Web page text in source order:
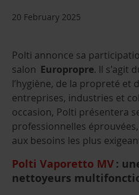
20 February 2025
Polti annonce sa
salon Europropre. Il s'agit
l’hygiène, de la propreté et
entreprises, industries et
occasion, Polti présentera
professionnelles
aux besoins les plus
Polti Vaporetto MV:
nettoyeurs